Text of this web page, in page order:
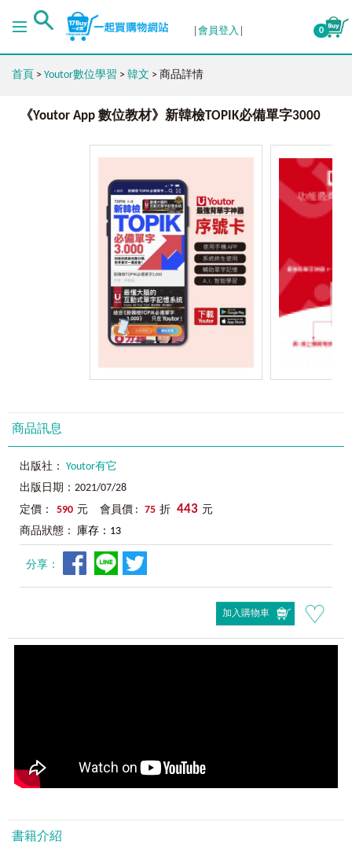
會員登入 0
首頁 > Youtor數位學習 > 韓文 > 商品詳情
《Youtor App 數位教材》新韓檢TOPIK必備單字3000
商品訊息
出版社： Youtor有它
出版日期：2021/07/28
定價：
590 元 會員價 : 75 折 443 元
商品狀態： 庫存：13
分享：
加入購物車
書籍介紹